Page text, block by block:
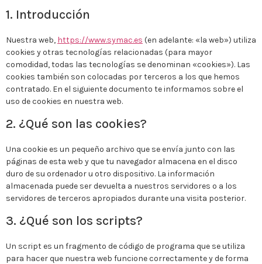
1. Introducción
Nuestra web, https://www.symac.es (en adelante: «la web») utiliza
cookies y otras tecnologías relacionadas (para mayor
comodidad, todas las tecnologías se denominan «cookies»). Las
cookies también son colocadas por terceros a los que hemos
contratado. En el siguiente documento te informamos sobre el
uso de cookies en nuestra web.
2. ¿Qué son las cookies?
Una cookie es un pequeño archivo que se envía junto con las
páginas de esta web y que tu navegador almacena en el disco
duro de su ordenador u otro dispositivo. La información
almacenada puede ser devuelta a nuestros servidores o a los
servidores de terceros apropiados durante una visita posterior.
3. ¿Qué son los scripts?
Un script es un fragmento de código de programa que se utiliza
para hacer que nuestra web funcione correctamente y de forma